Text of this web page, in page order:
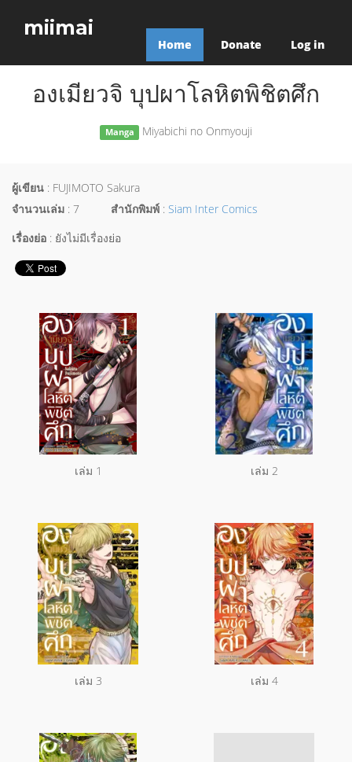
miimai
Home Donate Log in
องเมียวจิ บุปผาโลหิตพิชิตศึก
Manga Miyabichi no Onmyouji
ผู้เขียน : FUJIMOTO Sakura
จำนวนเล่ม : 7 สำนักพิมพ์ : Siam Inter Comics
เรื่องย่อ : ยังไม่มีเรื่องย่อ
เล่ม 1 เล่ม 2
เล่ม 3 เล่ม 4